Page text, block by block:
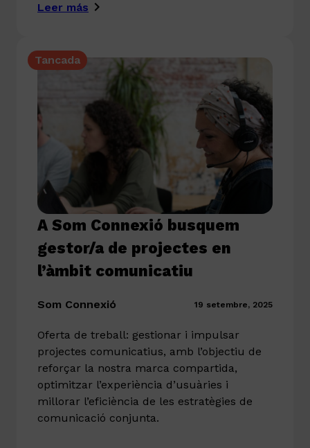
Leer más
Tancada
A Som Connexió busquem
gestor/a de projectes en
l’àmbit comunicatiu
Som Connexió 19 setembre, 2025
Oferta de treball: gestionar i impulsar
projectes comunicatius, amb l’objectiu de
reforçar la nostra marca compartida,
optimitzar l’experiència d’usuàries i
millorar l’eficiència de les estratègies de
comunicació conjunta.